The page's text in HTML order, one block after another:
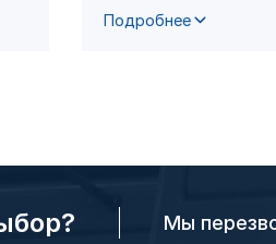
Подробнее
Мы